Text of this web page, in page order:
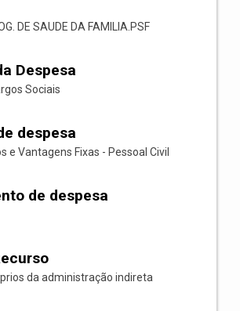
DE SAUDE DA FAMILIA.PSF
Despesa
Sociais
despesa
e Vantagens Fixas - Pessoal Civil
de despesa
da administração indireta